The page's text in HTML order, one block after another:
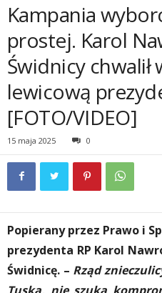
Kampania
prostej. Karol
Świdnicy chwalił
lewicową
[FOTO/VIDEO]
15 maja 2025 0
Popierany przez Prawo i
prezydenta RP Karol
Świdnicę. – Rząd